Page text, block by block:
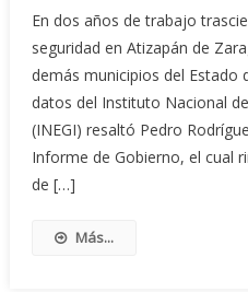
En dos años de trabajo
seguridad en Atizapán de
demás municipios del Estado
datos del Instituto Nacional
(INEGI) resaltó Pedro
Informe de Gobierno, el cual
de […]
Más...